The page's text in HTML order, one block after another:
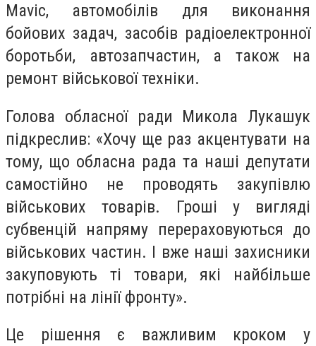
Mavic, автомобілів для виконання
бойових задач, засобів радіоелектронної
боротьби, автозапчастин, а також на
ремонт військової техніки.
Голова обласної ради Микола Лукашук
підкреслив: «Хочу ще раз акцентувати на
тому, що обласна рада та наші депутати
самостійно не проводять закупівлю
військових товарів. Гроші у вигляді
субвенцій напряму перераховуються до
військових частин. І вже наші захисники
закуповують ті товари, які найбільше
потрібні на лінії фронту».
Це рішення є важливим кроком у